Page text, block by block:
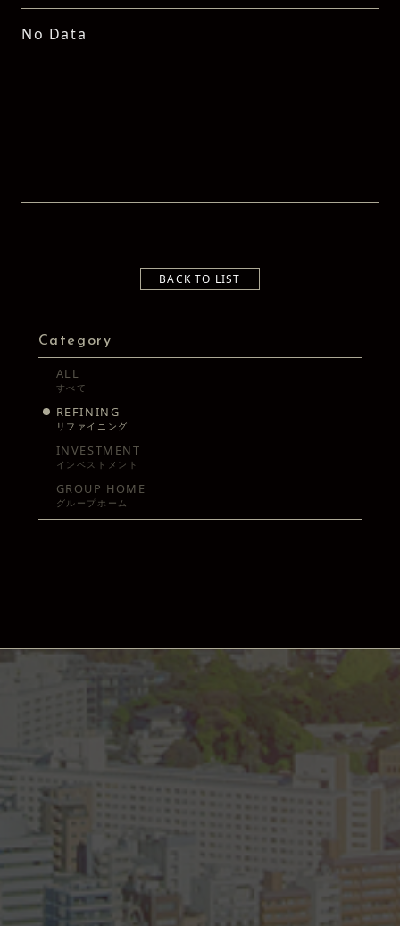
No Data
BACK TO LIST
Category
ALL
すべて
REFINING
リファイニング
INVESTMENT
インベストメント
GROUP HOME
グループホーム